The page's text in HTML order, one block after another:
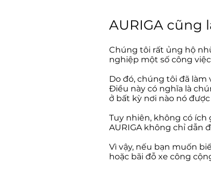
AURIGA cũng
Chúng tôi rất ủng hộ
nghiệp một số công
Do đó, chúng tôi đã làm
Điều này có nghĩa là
ở bất kỳ nơi nào nó
Tuy nhiên, không có
AURIGA không chỉ dẫn
Vì vậy, nếu bạn muốn
hoặc bãi đỗ xe công